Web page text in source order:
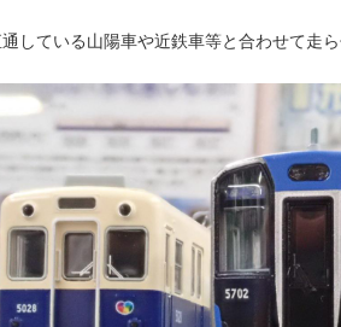
している山陽車や近鉄車等と合わせて走